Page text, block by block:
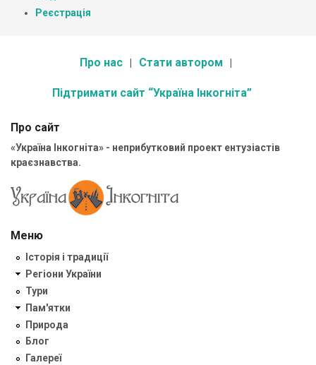
Реєстрація
Про нас Стати автором
Підтримати сайт “Україна Інкогніта”
Про сайт
«Україна Інкогніта» - неприбутковий проект ентузіастів
краєзнавства.
Меню
Історія і традиції
Регіони України
Тури
Пам'ятки
Природа
Блог
Галереї